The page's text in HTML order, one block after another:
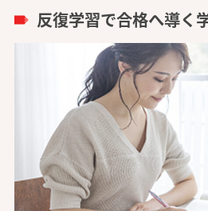
反復学習で合格へ導く